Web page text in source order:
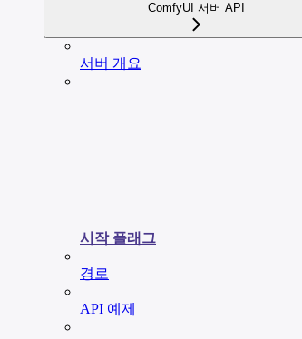
ComfyUI 서버 API
서버 개요
시작 플래그
경로
API 예제